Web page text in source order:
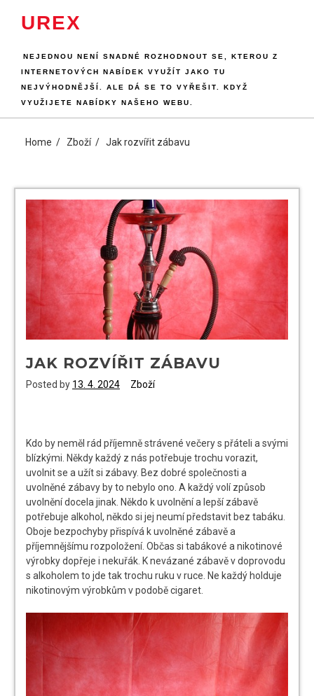
UREX
NEJEDNOU NENÍ SNADNÉ ROZHODNOUT SE, KTEROU Z
INTERNETOVÝCH NABÍDEK VYUŽÍT JAKO TU
NEJVÝHODNĚJŠÍ. ALE DÁ SE TO VYŘEŠIT. KDYŽ
VYUŽIJETE NABÍDKY NAŠEHO WEBU.
Home Zboží Jak rozvířit zábavu
JAK ROZVÍŘIT ZÁBAVU
Posted by 13. 4. 2024 Zboží
Kdo by neměl rád příjemně strávené večery s přáteli a svými
blízkými. Někdy každý z nás potřebuje trochu vorazit,
uvolnit se a užít si zábavy. Bez dobré společnosti a
uvolněné zábavy by to nebylo ono. A každý volí způsob
uvolnění docela jinak. Někdo k uvolnění a lepší zábavě
potřebuje alkohol, někdo si jej neumí představit bez tabáku.
Oboje bezpochyby přispívá k uvolněné zábavě a
příjemnějšímu rozpoložení. Občas si tabákové a nikotinové
výrobky dopřeje i nekuřák. K nevázané zábavě v doprovodu
s alkoholem to jde tak trochu ruku v ruce. Ne každý holduje
nikotinovým výrobkům v podobě cigaret.